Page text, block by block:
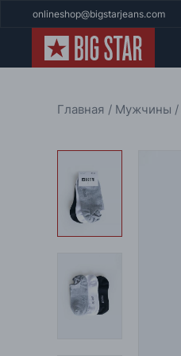
onlineshop@bigstarjeans.com
Главная Мужчины